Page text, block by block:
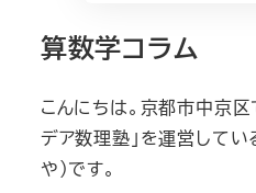
算数学コラム
こんにちは。京都市中京区
デア数理塾」を運営して
や）です。